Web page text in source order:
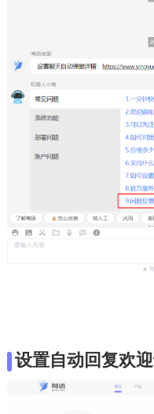
设置自动回复欢